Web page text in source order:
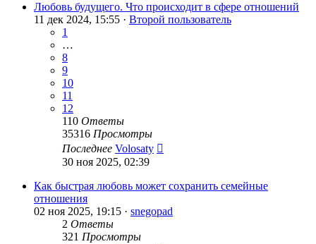
Любовь будущего. Что происходит в сфере отношений
11 дек 2024, 15:55 · Второй пользователь
1
…
8
9
10
11
12
110 Ответы
35316 Просмотры
Последнее Volosaty
30 ноя 2025, 02:39
Как быстрая любовь может сохранить семейные
отношения
02 ноя 2025, 19:15 · snegopad
2 Ответы
321 Просмотры